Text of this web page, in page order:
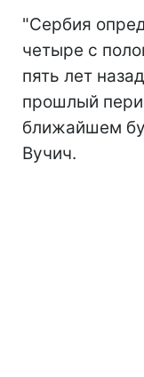
"Сербия
четыре с
пять лет
прошлый
ближайшем
Вучич.